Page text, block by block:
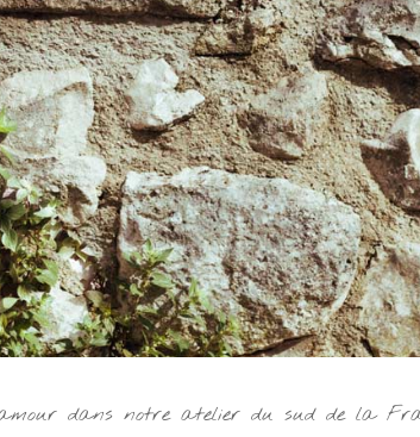
dans notre atelier du sud de la